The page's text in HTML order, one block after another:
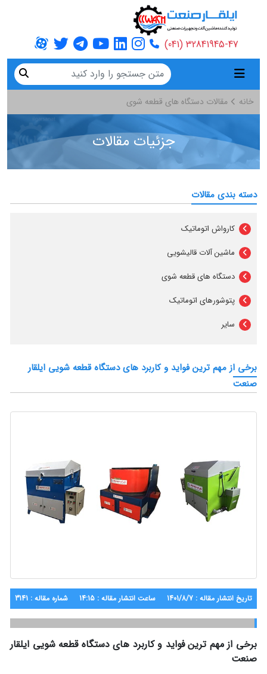
32841945-47 (041)
خانه مقالات دستگاه های قطعه شوی
جزئیات مقالات
دسته بندی مقالات
کارواش اتوماتیک
ماشین آلات قالیشویی
دستگاه های قطعه شوی
پتوشورهای اتوماتیک
سایر
برخی از مهم ترین فواید و کاربرد های دستگاه قطعه شویی ایلقار
صنعت
تاریخ انتشار مقاله : 1401/8/7 ساعت انتشار مقاله : 14:15 شماره مقاله : 3141
برخی از مهم ترین فواید و کاربرد های دستگاه قطعه شویی ایلقار
صنعت